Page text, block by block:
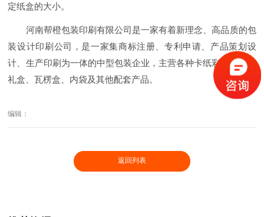
定纸盒的大小。
河南帮橙包装印刷有限公司是一家有着新理念、高品质的包
装设计印刷公司，是一家集商标注册、专利申请、产品策划设
计、生产印刷为一体的中型包装企业，主营各种卡纸彩盒、精品
礼盒、瓦楞盒、内袋及其他配套产品。
编辑：
返回列表